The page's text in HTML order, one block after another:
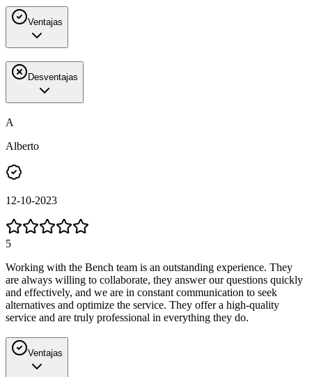
Ventajas
Desventajas
A
Alberto
12-10-2023
5
Working with the Bench team is an outstanding experience. They
are always willing to collaborate, they answer our questions quickly
and effectively, and we are in constant communication to seek
alternatives and optimize the service. They offer a high-quality
service and are truly professional in everything they do.
Ventajas